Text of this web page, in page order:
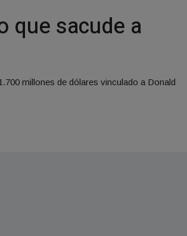
que sacude a
millones de dólares vinculado a Donald